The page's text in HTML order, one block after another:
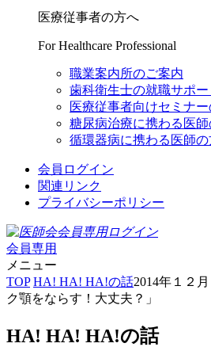
医療従事者の方へ
For Healthcare Professional
職業案内所のご案内
歯科衛生士の就職サポ
医療従事者向けセミナ
糖尿病治療に携わる医
循環器病に携わる医師
会員ログイン
関連リンク
プライバシーポリシー
会員専用
メニュー
TOP HA! HA! HA!の話2014年１２
ク顎をならす！大丈夫？」
HA! HA! HA!の話